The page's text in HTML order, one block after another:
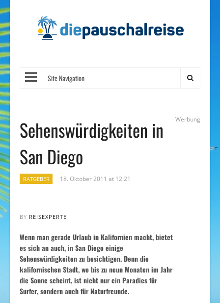
Site Navigation
Sehenswürdigkeiten in
San Diego
Werbung
RATGEBER 18. Oktober 2011 at 12:21
BY REISEXPERTE
Wenn man gerade Urlaub in Kalifornien macht, bietet
es sich an auch, in San Diego einige
Sehenswürdigkeiten zu besichtigen. Denn die
kalifornischen Stadt, wo bis zu neun Monaten im Jahr
die Sonne scheint, ist nicht nur ein Paradies für
Surfer, sondern auch für Naturfreunde.